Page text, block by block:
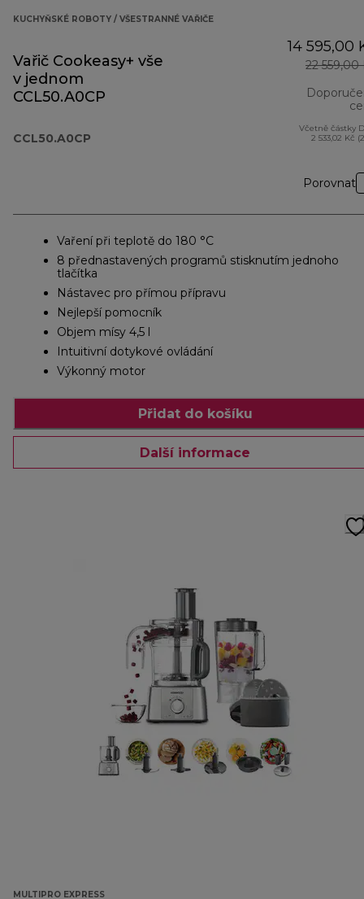
KUCHYŇSKÉ ROBOTY / VŠESTRANNÉ VAŘIČE
Vařič Cookeasy+ vše
v jednom
CCL50.A0CP
CCL50.A0CP
14 595,00
22 559,00
Včetně částky
2 533,02 Kč
Porovnat
Vaření při teplotě do 180 °C
8 přednastavených programů stisknutím jednoho
tlačítka
Nástavec pro přímou přípravu
Nejlepší pomocník
Objem mísy 4,5 l
Intuitivní dotykové ovládání
Výkonný motor
Přidat do košíku
Další informace
MULTIPRO EXPRESS